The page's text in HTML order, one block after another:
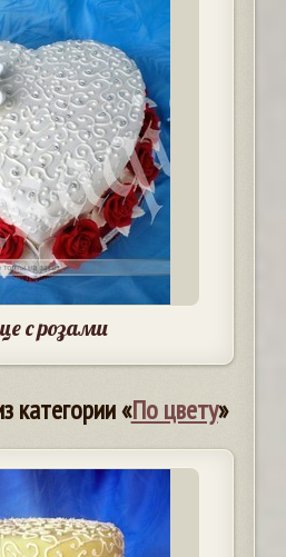
с розами
категории «По цвету»